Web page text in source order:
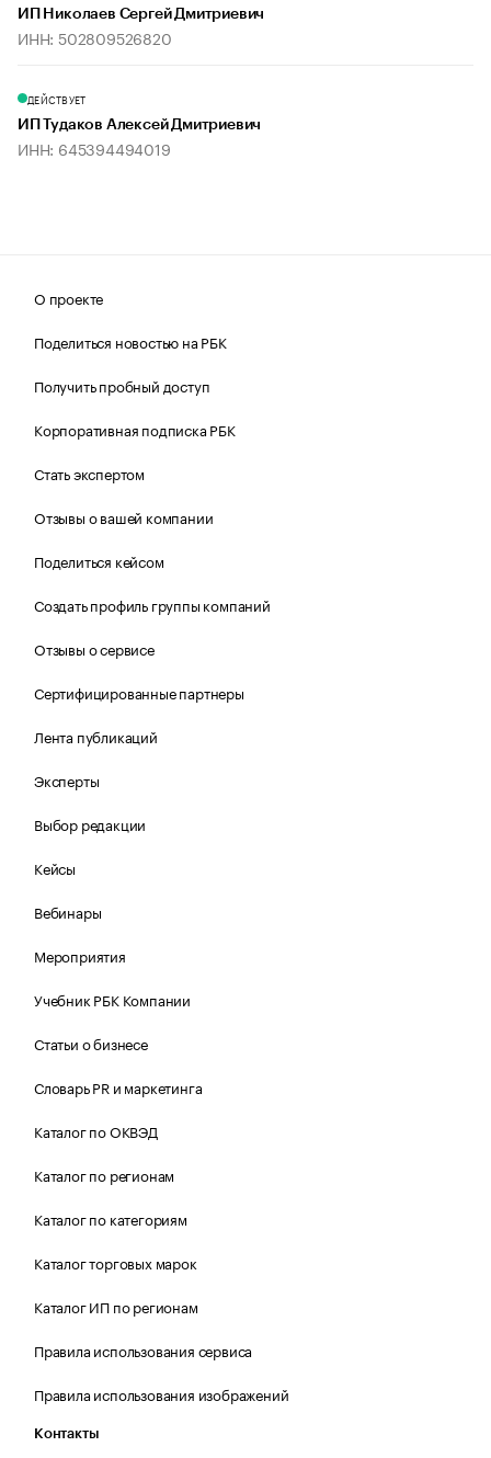
ИП Николаев Сергей Дмитриевич
ИНН: 502809526820
ДЕЙСТВУЕТ
ИП Тудаков Алексей Дмитриевич
ИНН: 645394494019
О проекте
Поделиться новостью на РБК
Получить пробный доступ
Корпоративная подписка РБК
Стать экспертом
Отзывы о вашей компании
Поделиться кейсом
Создать профиль группы компаний
Отзывы о сервисе
Сертифицированные партнеры
Лента публикаций
Эксперты
Выбор редакции
Кейсы
Вебинары
Мероприятия
Учебник РБК Компании
Статьи о бизнесе
Словарь PR и маркетинга
Каталог по ОКВЭД
Каталог по регионам
Каталог по категориям
Каталог торговых марок
Каталог ИП по регионам
Правила использования сервиса
Правила использования изображений
Контакты